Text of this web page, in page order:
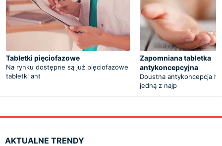
Tabletki pięciofazowe
Na rynku dostępne są już pięciofazowe
tabletki ant
Zapomniana tabletka
antykoncepcyjna
Doustna antykoncepcja
jedną z najp
AKTUALNE TRENDY